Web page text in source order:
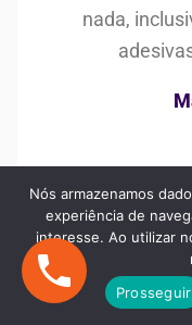
nada,
"Procurei no
Nós armazenamos
experiência de
interesse. Ao utilizar
Prosseguir